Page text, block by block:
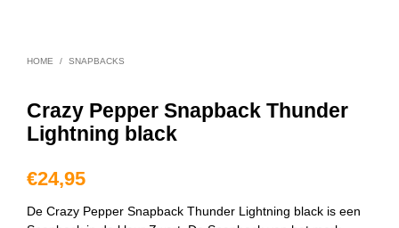
HOME / SNAPBACKS
Crazy Pepper Snapback Thunder
Lightning black
€24,95
De Crazy Pepper Snapback Thunder Lightning black is een